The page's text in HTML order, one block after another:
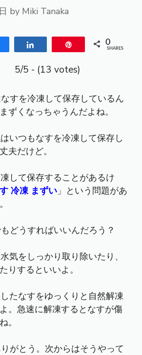
by Miki Tanaka
0
SHARES
5/5 - (13 votes)
すを冷凍して保存しているん
ずくなっちゃうんだよね。
いつもなすを冷凍して保存し
夫だけど。
して保存することがあるけ
冷凍 まずい 」という問題があ
どうすればいいんだろう？
気をしっかり取り除いたり、
りするといいよ。
たなすをゆっくりと自然解凍
。急速に解凍するとなすが傷
。
がとう。次からはそうやって